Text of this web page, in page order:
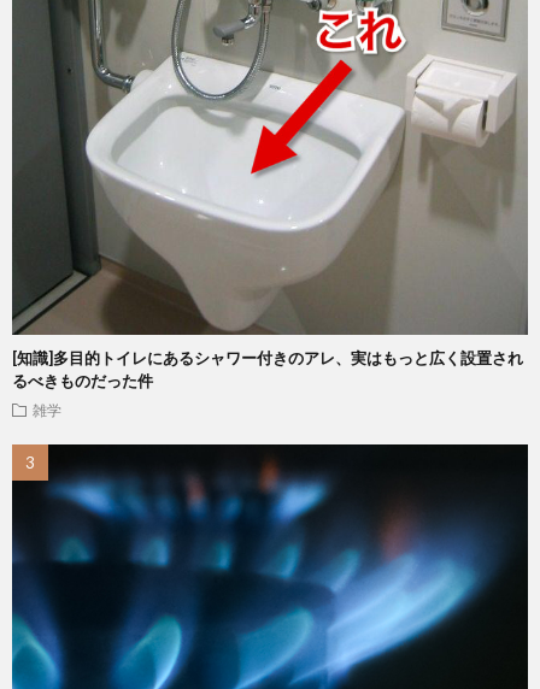
[知識]多目的トイレにあるシャワー付きのアレ、実はもっと広く設置され
るべきものだった件
雑学